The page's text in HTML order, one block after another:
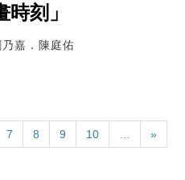
刻」
嘉．陳庭佑
7 8 9 10 »